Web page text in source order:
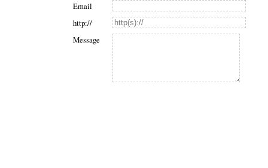
Email
http://
Message